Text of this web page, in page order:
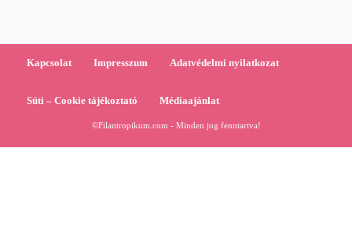
Kapcsolat Impresszum Adatvédelmi nyilatkozat
Süti – Cookie tájékoztató Médiaajánlat
©Filantropikum.com - Minden jog fenntartva!